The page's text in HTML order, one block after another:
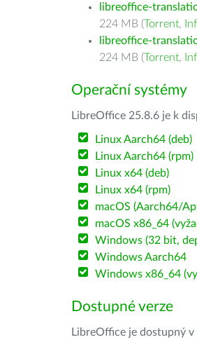
libreoffice-
224 MB (Torrent,
libreoffice-
224 MB (Torrent,
Operační systémy
LibreOffice 25.8.6 je k
Linux Aarch64 (deb)
Linux Aarch64 (rpm)
Linux x64 (deb)
Linux x64 (rpm)
macOS (Aarch64/
macOS x86_64
Windows (32 bit,
Windows Aarch64
Windows x86_64
Dostupné verze
LibreOffice je dostupný